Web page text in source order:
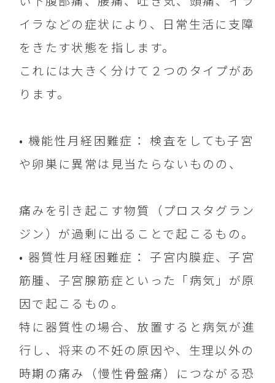
イラなどの症状により、日常生活に支障
をきたす状態を指します。
これには大きく分けて２つのタイプがあ
ります。
• 機能性月経困難症： 検査をしても子宮
や卵巣に異常は見当たらないものの、
痛みを引き起こす物質（プロスタグラン
ジン）が過剰に出ることで起こるもの。
• 器質性月経困難症： 子宮内膜症、子宮
筋腫、子宮腺筋症といった「病気」が原
因で起こるもの。
特に器質性の場合、放置すると病気が進
行し、将来の不妊の原因や、生理以外の
時期の痛み（慢性骨盤痛）につながる恐